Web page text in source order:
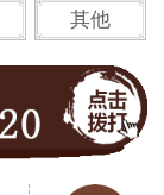
其他